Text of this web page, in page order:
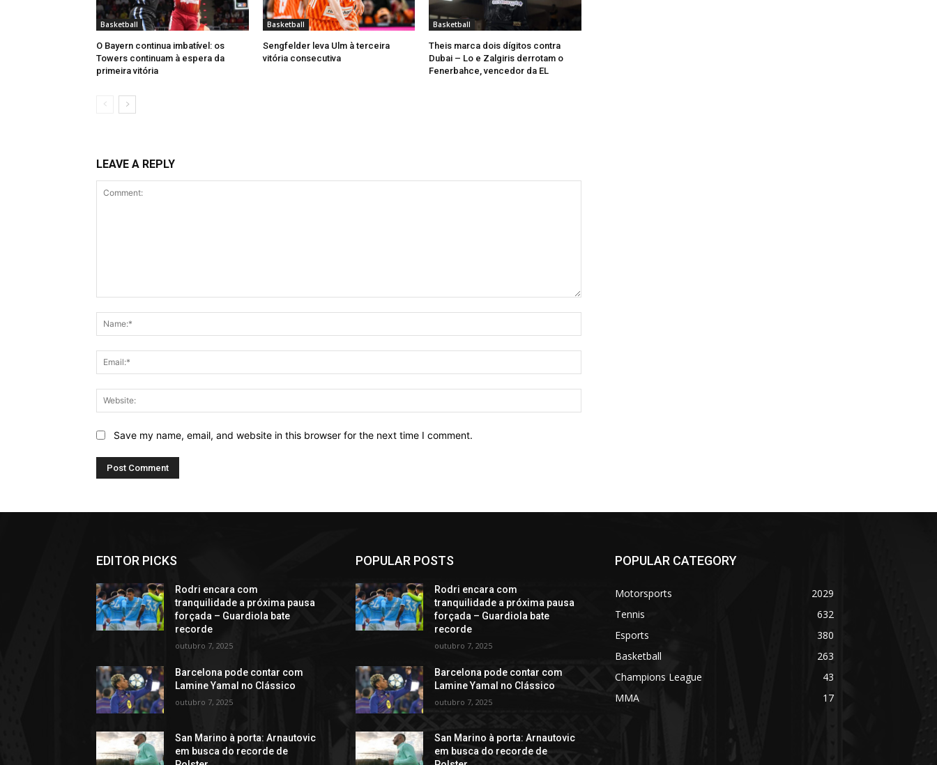
Basketball
O Bayern continua imbatível: os
Towers continuam à espera da
primeira vitória
Basketball
Sengfelder leva Ulm à terceira
vitória consecutiva
Basketball
Theis marca dois dígitos contra
Dubai – Lo e Zalgiris derrotam o
Fenerbahce, vencedor da EL
LEAVE A REPLY
Save my name, email, and website in this browser for the next time I comment.
EDITOR PICKS
Rodri encara com
tranquilidade a próxima pausa
forçada – Guardiola bate
recorde
outubro 7, 2025
Barcelona pode contar com
Lamine Yamal no Clássico
outubro 7, 2025
San Marino à porta: Arnautovic
em busca do recorde de
POPULAR POSTS
Rodri encara com
tranquilidade a próxima pausa
forçada – Guardiola bate
recorde
outubro 7, 2025
Barcelona pode contar com
Lamine Yamal no Clássico
outubro 7, 2025
San Marino à porta: Arnautovic
em busca do recorde de
POPULAR CATEGORY
Motorsports
2029
Tennis
632
Esports
380
Basketball
263
Champions League
43
MMA
17